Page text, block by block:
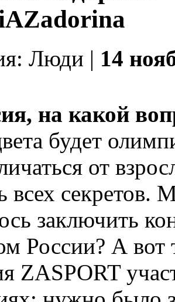
Люди | 14
на какой
будет
от
всех секретов.
заключить
России? А вот
ZASPORT